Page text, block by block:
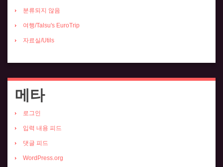
분류되지 않음
여행/Talsu's EuroTrip
자료실/Utils
메타
로그인
입력 내용 피드
댓글 피드
WordPress.org